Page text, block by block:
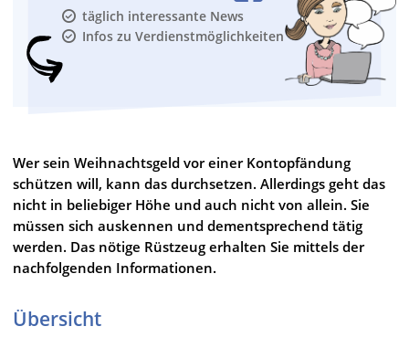
täglich interessante News
Infos zu Verdienstmöglichkeiten
Wer sein Weihnachtsgeld vor einer Kontopfändung
schützen will, kann das durchsetzen. Allerdings geht das
nicht in beliebiger Höhe und auch nicht von allein. Sie
müssen sich auskennen und dementsprechend tätig
werden. Das nötige Rüstzeug erhalten Sie mittels der
nachfolgenden Informationen.
Übersicht